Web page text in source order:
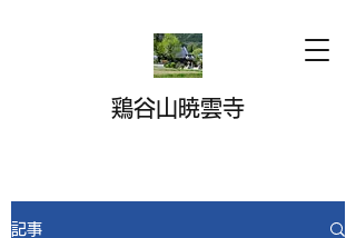
鶏谷山暁雲寺
記事